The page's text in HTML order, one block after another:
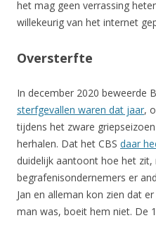
het mag geen verrassing
willekeurig van het internet
Oversterfte
In december 2020 beweerde
sterfgevallen waren dat jaar,
tijdens het zware
herhalen. Dat het CBS daar
duidelijk aantoont hoe het
begrafenisondernemers er
Jan en alleman kon zien dat
man was, boeit hem niet. De